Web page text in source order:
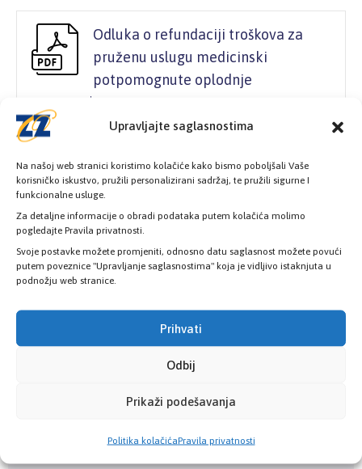
Upravljajte saglasnostima
Na našoj web stranici koristimo kolačiće kako bismo poboljšali Vaše
korisničko iskustvo, pružili personalizirani sadržaj, te pružili sigurne I
funkcionalne usluge.
Za detaljne informacije o obradi podataka putem kolačića molimo
pogledajte Pravila privatnosti.
Svoje postavke možete promjeniti, odnosno datu saglasnost možete povući
putem poveznice "Upravljanje saglasnostima" koja je vidljivo istaknjuta u
podnožju web stranice.
Prihvati
Odbij
Prikaži podešavanja
Politika kolačićaPravila privatnosti
Odluka o refundaciji troškova za
pruženu uslugu medicinski
potpomognute oplodnje
Pravilnik o dopuni pravilnika o
načinu ostvarivanja prava iz
obaveznog ZZ
114,09 KB 16. Septembra 2020.